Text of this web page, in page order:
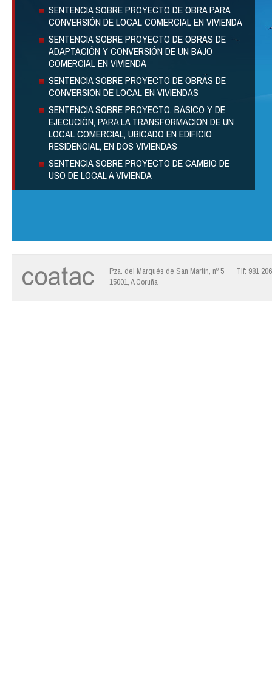
SENTENCIA SOBRE PROYECTO DE OBRA PARA
CONVERSIÓN DE LOCAL COMERCIAL EN VIVIENDA
SENTENCIA SOBRE PROYECTO DE OBRAS DE
ADAPTACIÓN Y CONVERSIÓN DE UN BAJO
COMERCIAL EN VIVIENDA
SENTENCIA SOBRE PROYECTO DE OBRAS DE
CONVERSIÓN DE LOCAL EN VIVIENDAS
SENTENCIA SOBRE PROYECTO, BÁSICO Y DE
EJECUCIÓN, PARA LA TRANSFORMACIÓN DE UN
LOCAL COMERCIAL, UBICADO EN EDIFICIO
RESIDENCIAL, EN DOS VIVIENDAS
SENTENCIA SOBRE PROYECTO DE CAMBIO DE
USO DE LOCAL A VIVIENDA
Pza. del Marqués de San Martín, nº 5
15001, A Coruña
Tlf: 981